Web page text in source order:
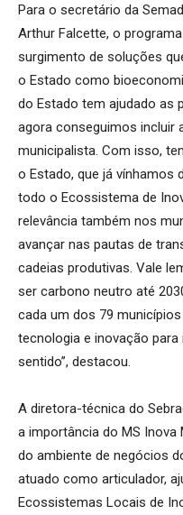
Para o secretário da
Arthur Falcette, o
surgimento de soluções
o Estado como
do Estado tem ajudado as
agora conseguimos incluir
municipalista. Com isso,
o Estado, que já vínhamos
todo o Ecossistema de
relevância também nos
avançar nas pautas de
cadeias produtivas. Vale
ser carbono neutro até
cada um dos 79
tecnologia e inovação
sentido”, destacou.
A diretora-técnica do
a importância do MS Inova
do ambiente de negócios
atuado como articulador,
Ecossistemas Locais de